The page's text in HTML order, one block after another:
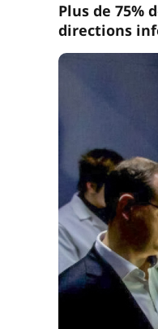
Plus de 75%
directions